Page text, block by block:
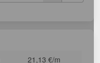
21,13 €/m